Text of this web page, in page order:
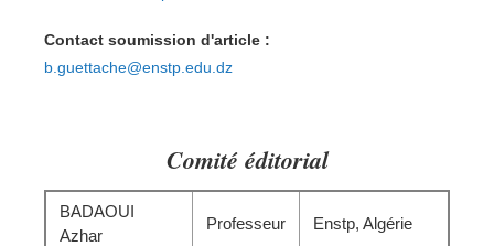
Contact soumission d'article :
b.guettache@enstp.edu.dz
Comité éditorial
BADAOUI
Azhar
Professeur Enstp, Algérie